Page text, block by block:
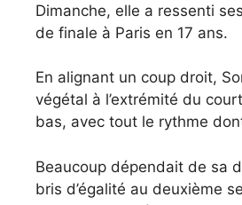
Dimanche, elle a ressenti
de finale à Paris en 17 ans.
En alignant un coup droit,
végétal à l’extrémité du
bas, avec tout le rythme
Beaucoup dépendait de sa
bris d’égalité au deuxième